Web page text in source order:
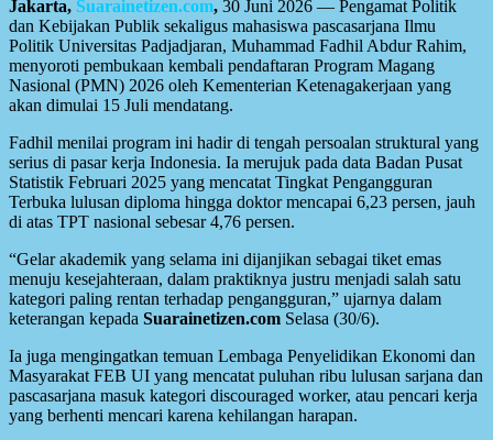
Jakarta, Suarainetizen.com, 30 Juni 2026 — Pengamat Politik
dan Kebijakan Publik sekaligus mahasiswa pascasarjana Ilmu
Politik Universitas Padjadjaran, Muhammad Fadhil Abdur Rahim,
menyoroti pembukaan kembali pendaftaran Program Magang
Nasional (PMN) 2026 oleh Kementerian Ketenagakerjaan yang
akan dimulai 15 Juli mendatang.
Fadhil menilai program ini hadir di tengah persoalan struktural yang
serius di pasar kerja Indonesia. Ia merujuk pada data Badan Pusat
Statistik Februari 2025 yang mencatat Tingkat Pengangguran
Terbuka lulusan diploma hingga doktor mencapai 6,23 persen, jauh
di atas TPT nasional sebesar 4,76 persen.
“Gelar akademik yang selama ini dijanjikan sebagai tiket emas
menuju kesejahteraan, dalam praktiknya justru menjadi salah satu
kategori paling rentan terhadap pengangguran,” ujarnya dalam
keterangan kepada Suarainetizen.com Selasa (30/6).
Ia juga mengingatkan temuan Lembaga Penyelidikan Ekonomi dan
Masyarakat FEB UI yang mencatat puluhan ribu lulusan sarjana dan
pascasarjana masuk kategori discouraged worker, atau pencari kerja
yang berhenti mencari karena kehilangan harapan.